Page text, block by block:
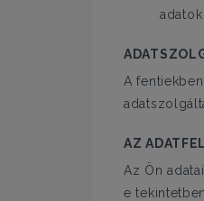
A
AZ
Az Ön
e